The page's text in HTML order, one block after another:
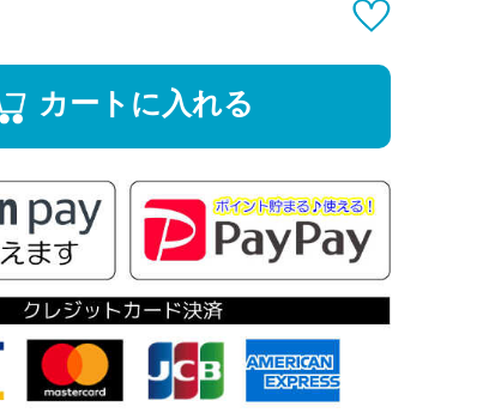
カートに入れる